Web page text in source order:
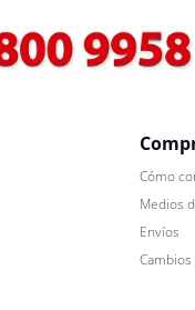
Cómo
Medios
Envíos